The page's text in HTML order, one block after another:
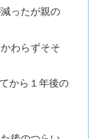
ったが親の
わらずそそ
から１年後の